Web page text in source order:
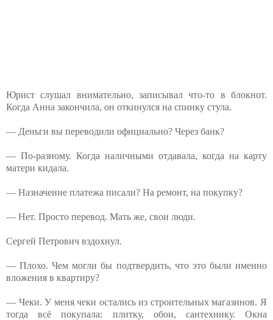
Юрист слушал внимательно, записывал что-то в блокнот.
Когда Анна закончила, он откинулся на спинку стула.
— Деньги вы переводили официально? Через банк?
— По-разному. Когда наличными отдавала, когда на карту
матери кидала.
— Назначение платежа писали? На ремонт, на покупку?
— Нет. Просто перевод. Мать же, свои люди.
Сергей Петрович вздохнул.
— Плохо. Чем могли бы подтвердить, что это были именно
вложения в квартиру?
— Чеки. У меня чеки остались из строительных магазинов. Я
тогда всё покупала: плитку, обои, сантехнику. Окна